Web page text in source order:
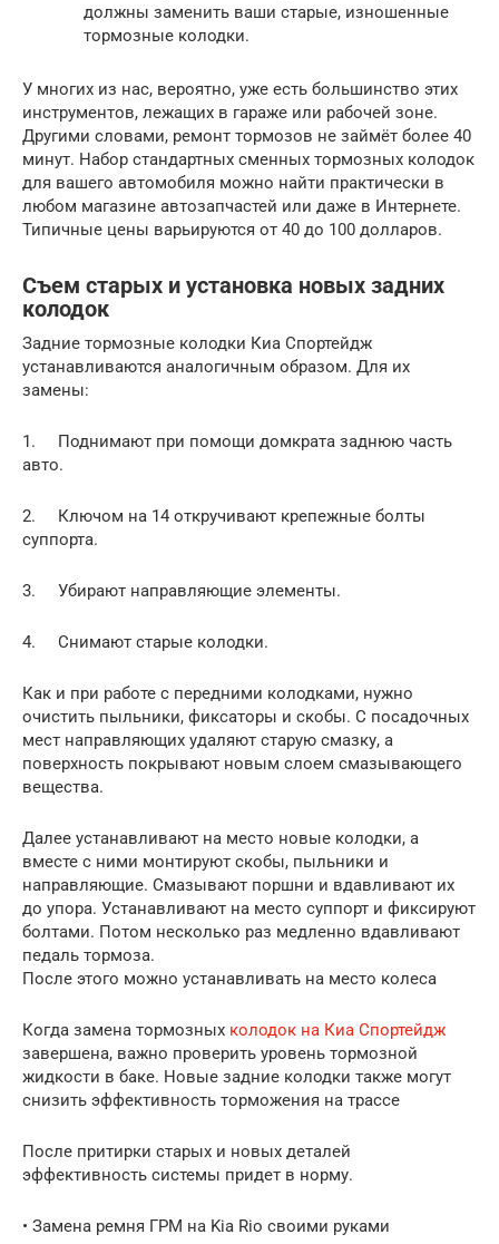
должны заменить ваши старые, изношенные
тормозные колодки.
У многих из нас, вероятно, уже есть большинство этих
инструментов, лежащих в гараже или рабочей зоне.
Другими словами, ремонт тормозов не займёт более 40
минут. Набор стандартных сменных тормозных колодок
для вашего автомобиля можно найти практически в
любом магазине автозапчастей или даже в Интернете.
Типичные цены варьируются от 40 до 100 долларов.
Съем старых и установка новых задних
колодок
Задние тормозные колодки Киа Спортейдж
устанавливаются аналогичным образом. Для их
замены:
1. Поднимают при помощи домкрата заднюю часть
авто.
2. Ключом на 14 откручивают крепежные болты
суппорта.
3. Убирают направляющие элементы.
4. Снимают старые колодки.
Как и при работе с передними колодками, нужно
очистить пыльники, фиксаторы и скобы. С посадочных
мест направляющих удаляют старую смазку, а
поверхность покрывают новым слоем смазывающего
вещества.
Далее устанавливают на место новые колодки, а
вместе с ними монтируют скобы, пыльники и
направляющие. Смазывают поршни и вдавливают их
до упора. Устанавливают на место суппорт и фиксируют
болтами. Потом несколько раз медленно вдавливают
педаль тормоза.
После этого можно устанавливать на место колеса
Когда замена тормозных колодок на Киа Спортейдж
завершена, важно проверить уровень тормозной
жидкости в баке. Новые задние колодки также могут
снизить эффективность торможения на трассе
После притирки старых и новых деталей
эффективность системы придет в норму.
• Замена ремня ГРМ на Kia Rio своими руками